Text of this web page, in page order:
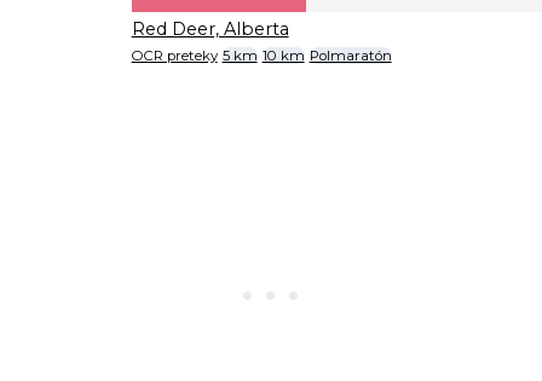
Red Deer, Alberta
OCR preteky 5 km 10 km Polmaratón